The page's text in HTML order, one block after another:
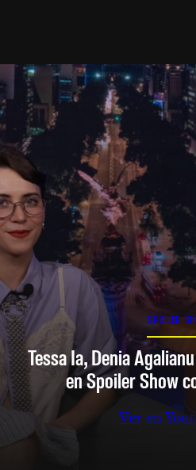
SPOILER
Tessa Ia, Denia
en Spoiler Show
Ver en